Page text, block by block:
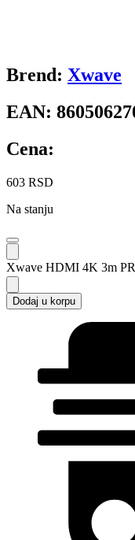
Brend: Xwave
EAN:
Cena:
603 RSD
Na stanju
Xwave HDMI 4K 3m
Dodaj u korpu